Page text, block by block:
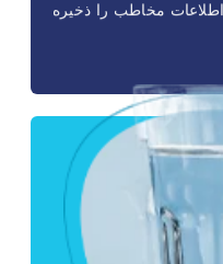
مخاطب را ذخیره